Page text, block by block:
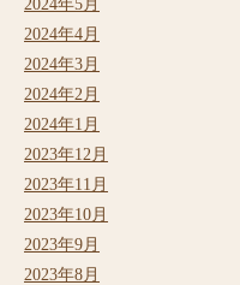
2024年5月
2024年4月
2024年3月
2024年2月
2024年1月
2023年12月
2023年11月
2023年10月
2023年9月
2023年8月